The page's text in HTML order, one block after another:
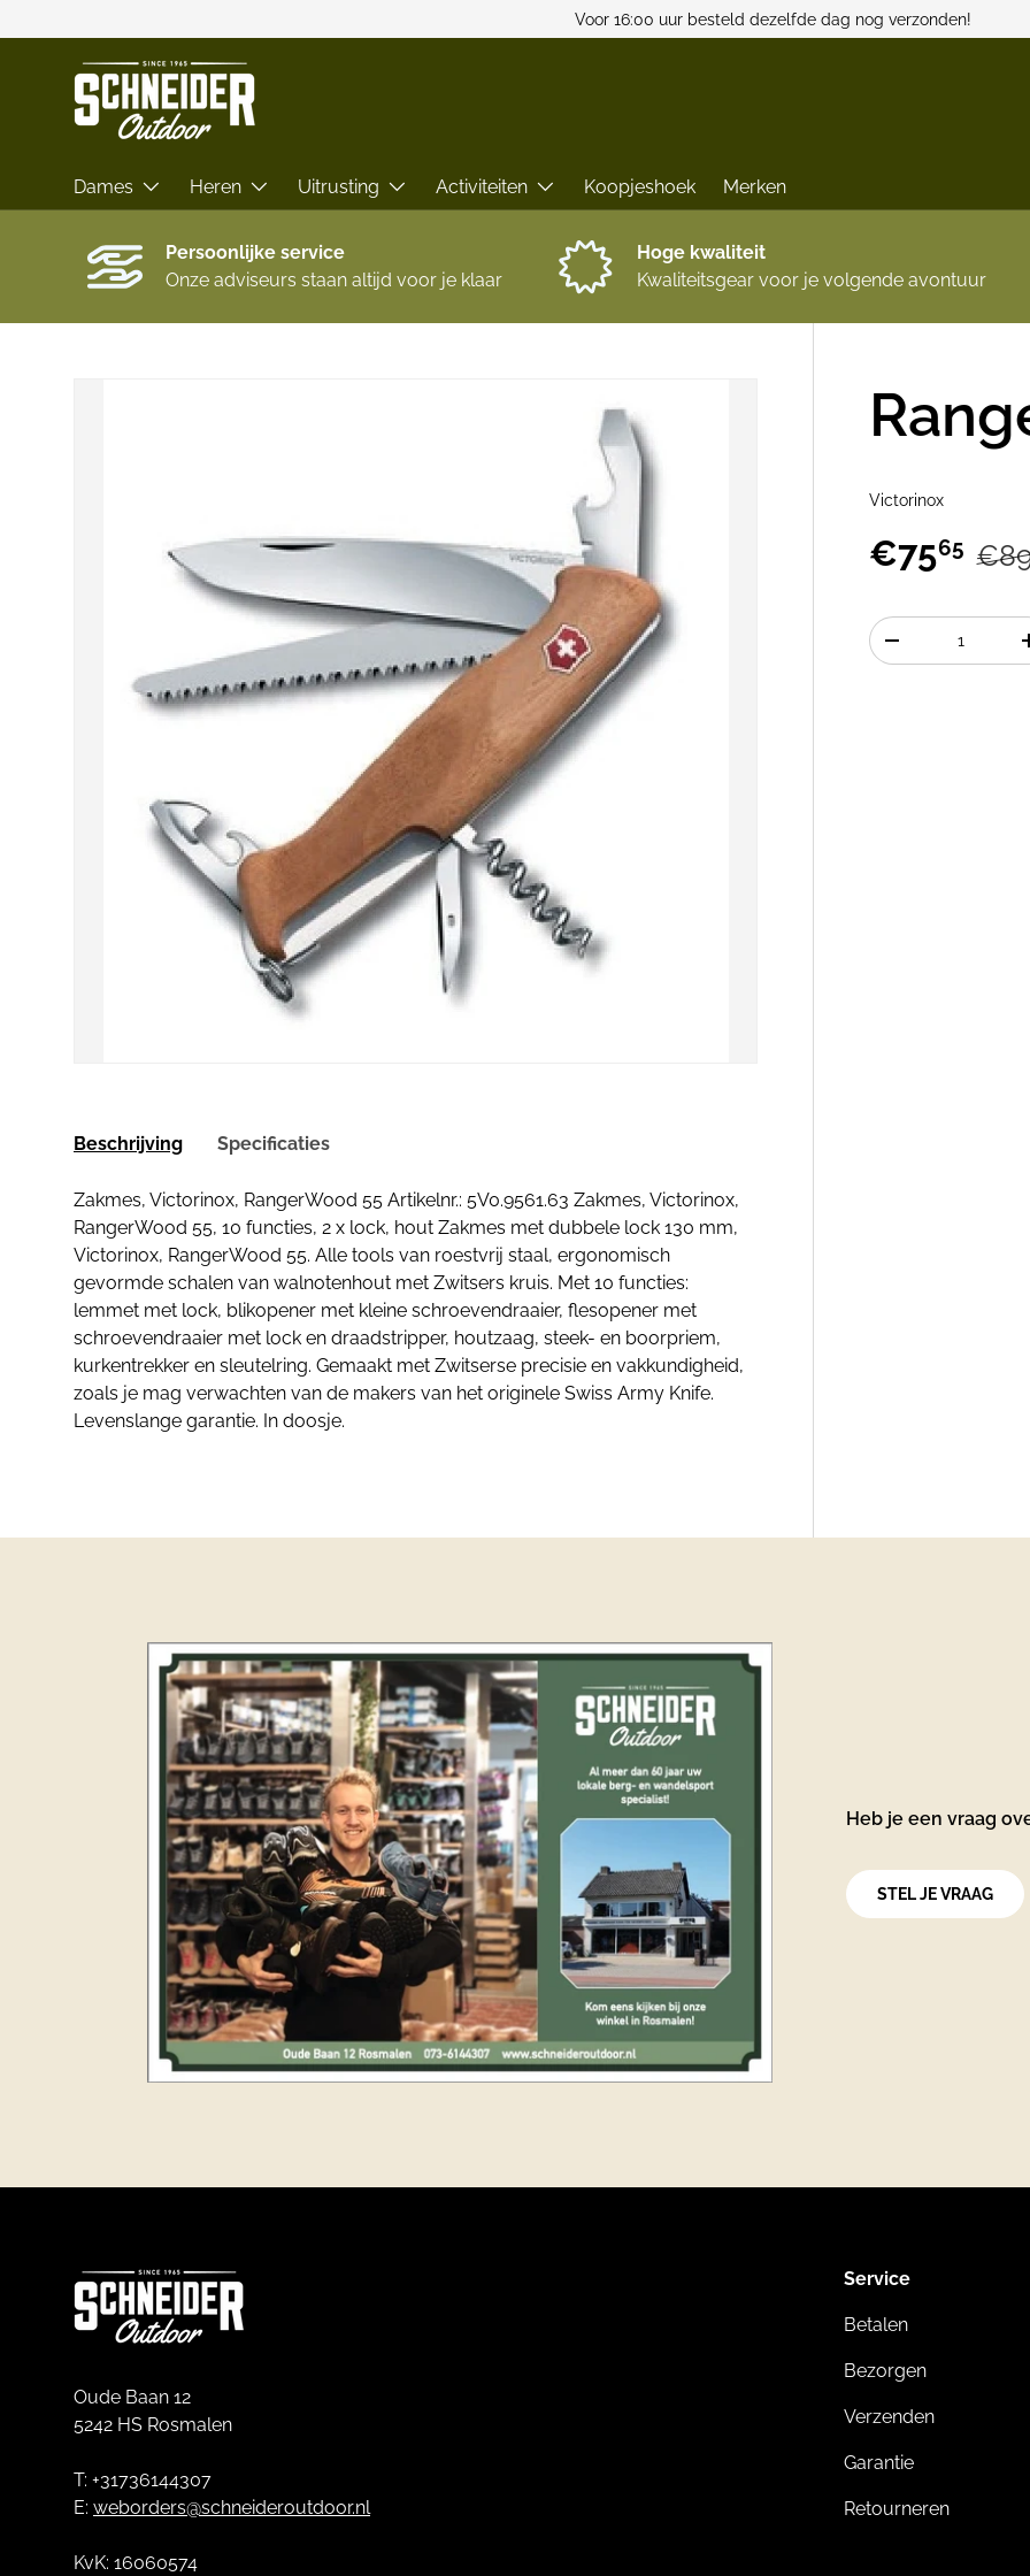
GA NAAR INHOUD
Voor 16:00 uur besteld dezelfde dag nog verzonden!
Dames Heren Uitrusting Activiteiten Koopjeshoek Merken
Persoonlijke service
Onze adviseurs staan altijd voor je klaar
Hoge kwaliteit
Kwaliteitsgear voor je volgende avontuur
Victorinox
€7565
Aantal
+
Beschrijving Specificaties
Zakmes, Victorinox, RangerWood 55 Artikelnr.: 5V0.9561.63 Zakmes, Victorinox,
RangerWood 55, 10 functies, 2 x lock, hout Zakmes met dubbele lock 130 mm,
Victorinox, RangerWood 55. Alle tools van roestvrij staal, ergonomisch
gevormde schalen van walnotenhout met Zwitsers kruis. Met 10 functies:
lemmet met lock, blikopener met kleine schroevendraaier, flesopener met
schroevendraaier met lock en draadstripper, houtzaag, steek- en boorpriem,
kurkentrekker en sleutelring. Gemaakt met Zwitserse precisie en vakkundigheid,
zoals je mag verwachten van de makers van het originele Swiss Army Knife.
Levenslange garantie. In doosje.
Heb je een vraag
STEL JE VRAAG
Oude Baan 12
5242 HS Rosmalen
T: +31736144307
E: weborders@schneideroutdoor.nl
KvK: 16060574
Service
Betalen
Bezorgen
Verzenden
Garantie
Retourneren